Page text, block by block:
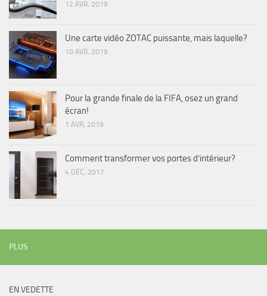
12 AVR, 2019
Une carte vidéo ZOTAC puissante, mais laquelle?
10 AVR, 2019
Pour la grande finale de la FIFA, osez un grand
écran!
1 AVR, 2019
Comment transformer vos portes d’intérieur?
4 DÉC, 2017
PLUS
EN VEDETTE